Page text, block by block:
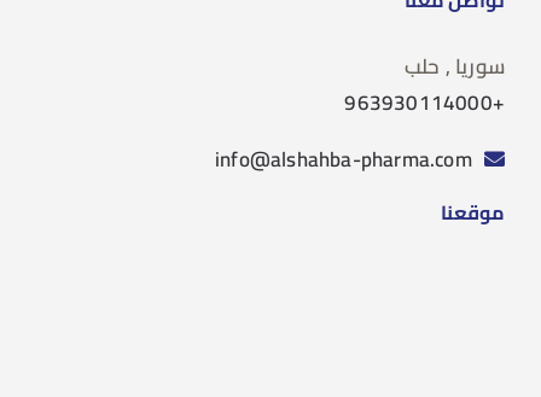
سوريا , حلب
+963930114000
info@alshahba-pharma.com
موقعنا